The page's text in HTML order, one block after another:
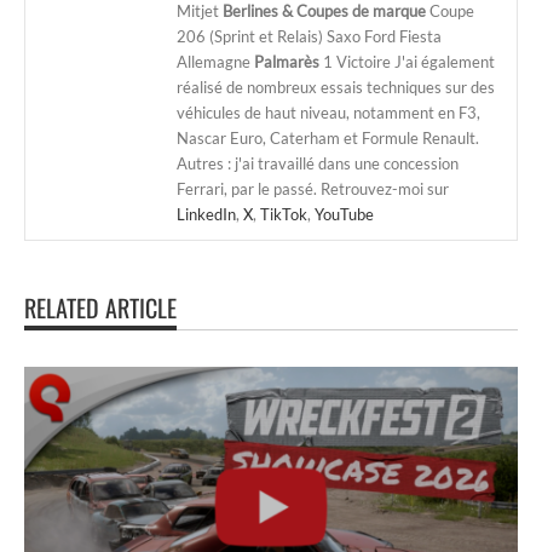
Mitjet Berlines & Coupes de marqueCoupe
206 (Sprint et Relais) Saxo Ford Fiesta
Allemagne Palmarès 1 Victoire J'ai également
réalisé de nombreux essais techniques sur des
véhicules de haut niveau, notamment en F3,
Nascar Euro, Caterham et Formule Renault.
Autres : j'ai travaillé dans une concession
Ferrari, par le passé. Retrouvez-moi sur
LinkedIn, X, TikTok, YouTube
RELATED ARTICLE